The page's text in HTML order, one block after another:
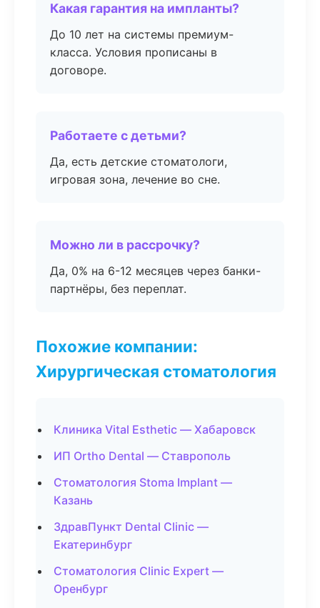
Какая гарантия на импланты?
До 10 лет на системы премиум-
класса. Условия прописаны в
договоре.
Работаете с детьми?
Да, есть детские стоматологи,
игровая зона, лечение во сне.
Можно ли в рассрочку?
Да, 0% на 6-12 месяцев через банки-
партнёры, без переплат.
Похожие компании:
Хирургическая стоматология
Клиника Vital Esthetic — Хабаровск
ИП Ortho Dental — Ставрополь
Стоматология Stoma Implant —
Казань
ЗдравПункт Dental Clinic —
Екатеринбург
Стоматология Clinic Expert —
Оренбург